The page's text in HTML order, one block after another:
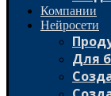
Компании
Нейросети
Для